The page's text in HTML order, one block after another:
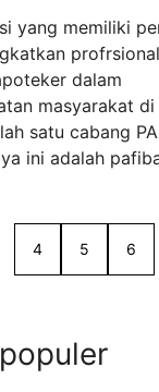
yang memiliki
dalam
masyarakat di
satu cabang
ini adalah
ekonomi yang
4 5 6